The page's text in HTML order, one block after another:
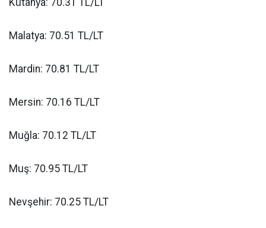
Malatya: 70.51 TL/LT
Mardin: 70.81 TL/LT
Mersin: 70.16 TL/LT
Muğla: 70.12 TL/LT
Muş: 70.95 TL/LT
Nevşehir: 70.25 TL/LT